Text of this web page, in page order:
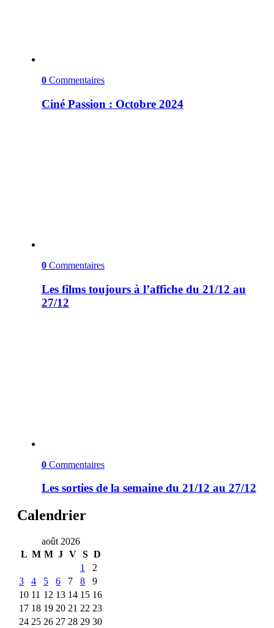
0 Commentaires
Ciné Passion : Octobre 2024
0 Commentaires
Les films toujours à l’affiche du 21/12 au
27/12
0 Commentaires
Les sorties de la semaine du 21/12 au 27/12
Calendrier
août 2026
L M M J V S D
1
2
3
4 5 6 7 8
9
10 11 12 13 14 15 16
17 18 19 20 21 22 23
24 25 26 27 28 29 30